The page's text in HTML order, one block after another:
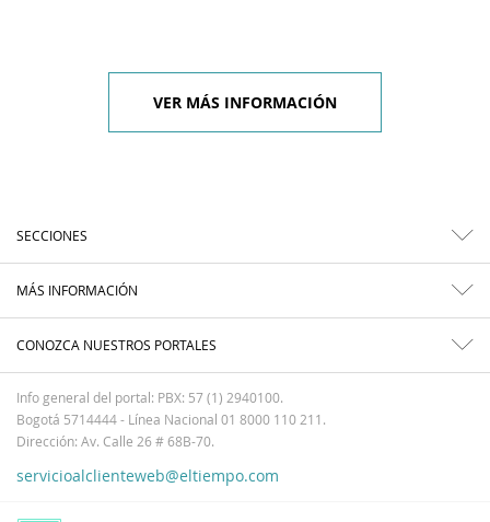
VER MÁS INFORMACIÓN
SECCIONES
MÁS INFORMACIÓN
CONOZCA NUESTROS PORTALES
Info general del portal: PBX: 57 (1) 2940100.
Bogotá 5714444 - Línea Nacional 01 8000 110 211.
Dirección: Av. Calle 26 # 68B-70.
servicioalclienteweb@eltiempo.com